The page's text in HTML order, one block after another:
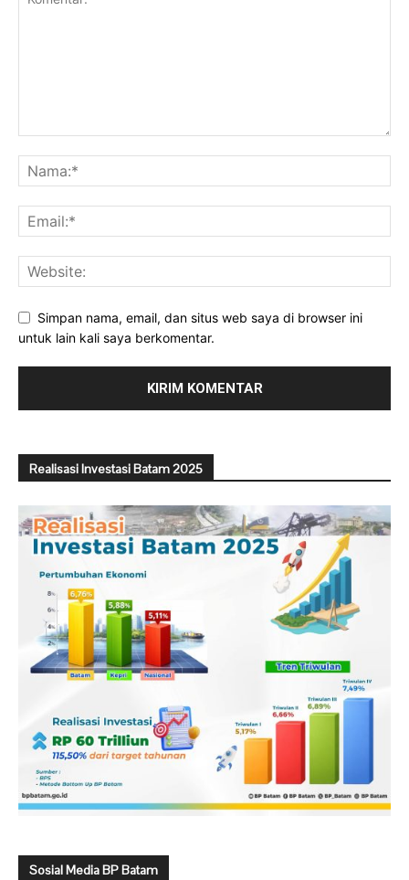
Simpan nama, email, dan situs web saya di browser ini
untuk lain kali saya berkomentar.
Realisasi Investasi Batam 2025
Sosial Media BP Batam